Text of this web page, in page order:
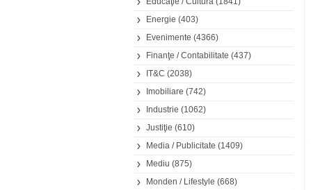
Energie (403)
Evenimente (4366)
Finanţe / Contabilitate (437)
IT&C (2038)
Imobiliare (742)
Industrie (1062)
Justiţie (610)
Media / Publicitate (1409)
Mediu (875)
Monden / Lifestyle (668)